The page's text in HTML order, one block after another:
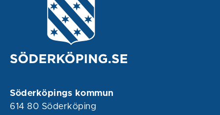
Söderköpings kommun
614 80 Söderköping